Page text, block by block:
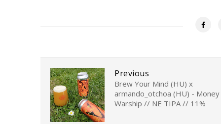
Previous
Brew Your Mind (HU) x
armando_otchoa (HU) - Money
Warship // NE TIPA // 11%